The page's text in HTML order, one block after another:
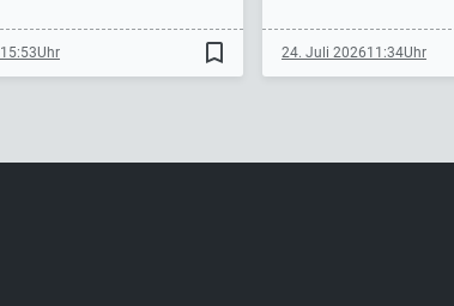
15:53 bookmark_border 24. Juli 202611:34